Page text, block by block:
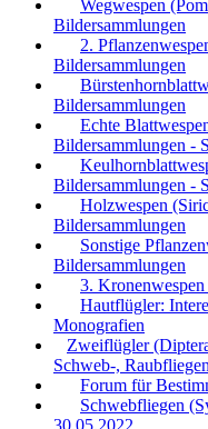
Wegwespen
Bildersammlungen
2.
Bildersammlungen
Bildersammlungen
Echte
Bildersammlungen -
Bildersammlungen -
Holzwespen
Bildersammlungen
Sonstige
Bildersammlungen
3. Kronenwespen
Hautflügler:
Monografien
Zweiflügler
Schweb-,
Forum für
Schwebfliegen